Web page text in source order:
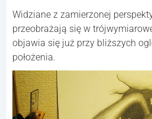
Widziane z zamierzonej
przeobrażają się w
objawia się już przy bliższych
położenia.